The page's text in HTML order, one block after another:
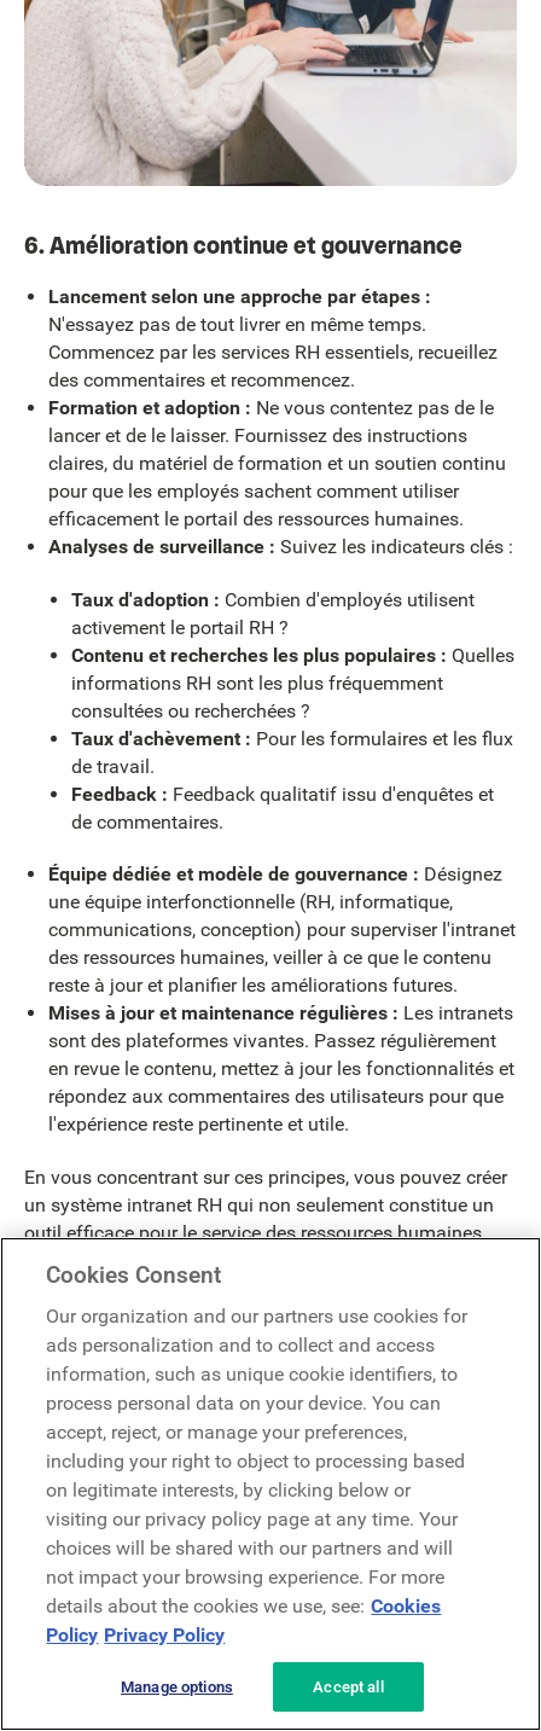
6. Amélioration continue et gouvernance
Lancement selon une approche par étapes :
N'essayez pas de tout livrer en même temps.
Commencez par les services RH essentiels, recueillez
des commentaires et recommencez.
Formation et adoption : Ne vous contentez pas de le
lancer et de le laisser. Fournissez des instructions
claires, du matériel de formation et un soutien continu
pour que les employés sachent comment utiliser
efficacement le portail des ressources humaines.
Analyses de surveillance : Suivez les indicateurs clés :
Taux d'adoption : Combien d'employés utilisent
activement le portail RH ?
Contenu et recherches les plus populaires : Quelles
informations RH sont les plus fréquemment
consultées ou recherchées ?
Taux d'achèvement : Pour les formulaires et les flux
de travail.
Feedback : Feedback qualitatif issu d'enquêtes et
de commentaires.
Équipe dédiée et modèle de gouvernance : Désignez
une équipe interfonctionnelle (RH, informatique,
communications, conception) pour superviser l'intranet
des ressources humaines, veiller à ce que le contenu
reste à jour et planifier les améliorations futures.
Mises à jour et maintenance régulières : Les intranets
sont des plateformes vivantes. Passez régulièrement
en revue le contenu, mettez à jour les fonctionnalités et
répondez aux commentaires des utilisateurs pour que
l'expérience reste pertinente et utile.
En vous concentrant sur ces principes, vous pouvez créer
un système intranet RH qui non seulement constitue un
outil efficace pour le service des ressources humaines,
mais devient également une ressource indispensable et
très appréciée pour chaque employé.
Pourquoi votre équipe RH a
besoin d'un intranet moderne
Rationalisez les processus RH et les
communications
Les services RH modernes ont besoin d'outils puissants
pour gérer un environnement de travail en pleine
évolution. Avec LumApps, votre équipe RH dispose d'un
hub numérique central où les employés peuvent accéder
aux politiques, soumettre des demandes et trouver des
réponses aux questions courantes grâce au self-service
Cookies Consent
Our organization and our partners use cookies for
ads personalization and to collect and access
information, such as unique cookie identifiers, to
process personal data on your device. You can
accept, reject, or manage your preferences,
including your right to object to processing based
on legitimate interests, by clicking below or
visiting our privacy policy page at any time. Your
choices will be shared with our partners and will
not impact your browsing experience. For more
details about the cookies we use, see: Cookies
Policy Privacy Policy
Manage options Accept all